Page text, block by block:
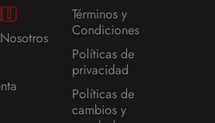
Términos y
Condiciones
Políticas de
privacidad
Políticas de
cambios y